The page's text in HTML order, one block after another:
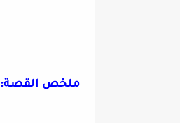
ملخص القصة: